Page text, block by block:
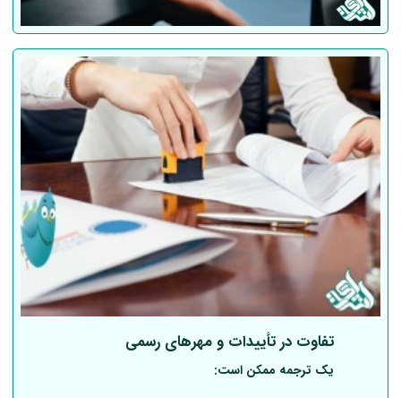
تفاوت درتأییدات و مهرهای رسمی
یک ترجمه ممکن است: